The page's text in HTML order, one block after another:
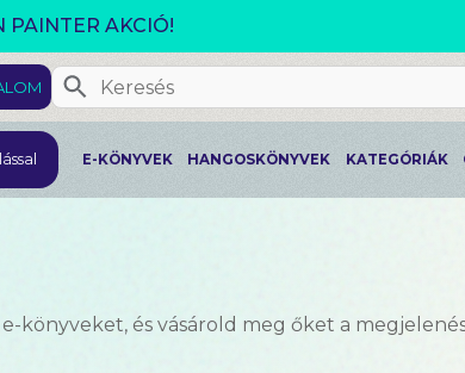
ÁLMAIMBAN SZERETLEK
E-KÖNYVEK HANGOSKÖNYVEK KATEGÓRIÁK
könyveket, és vásárold meg őket a